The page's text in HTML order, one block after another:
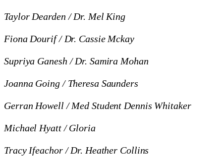
Taylor Dearden / Dr. Mel King
Fiona Dourif / Dr. Cassie Mckay
Supriya Ganesh / Dr. Samira Mohan
Joanna Going / Theresa Saunders
Gerran Howell / Med Student Dennis Whitaker
Michael Hyatt / Gloria
Tracy Ifeachor / Dr. Heather Collins